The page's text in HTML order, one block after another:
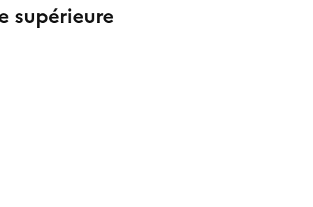
supérieure